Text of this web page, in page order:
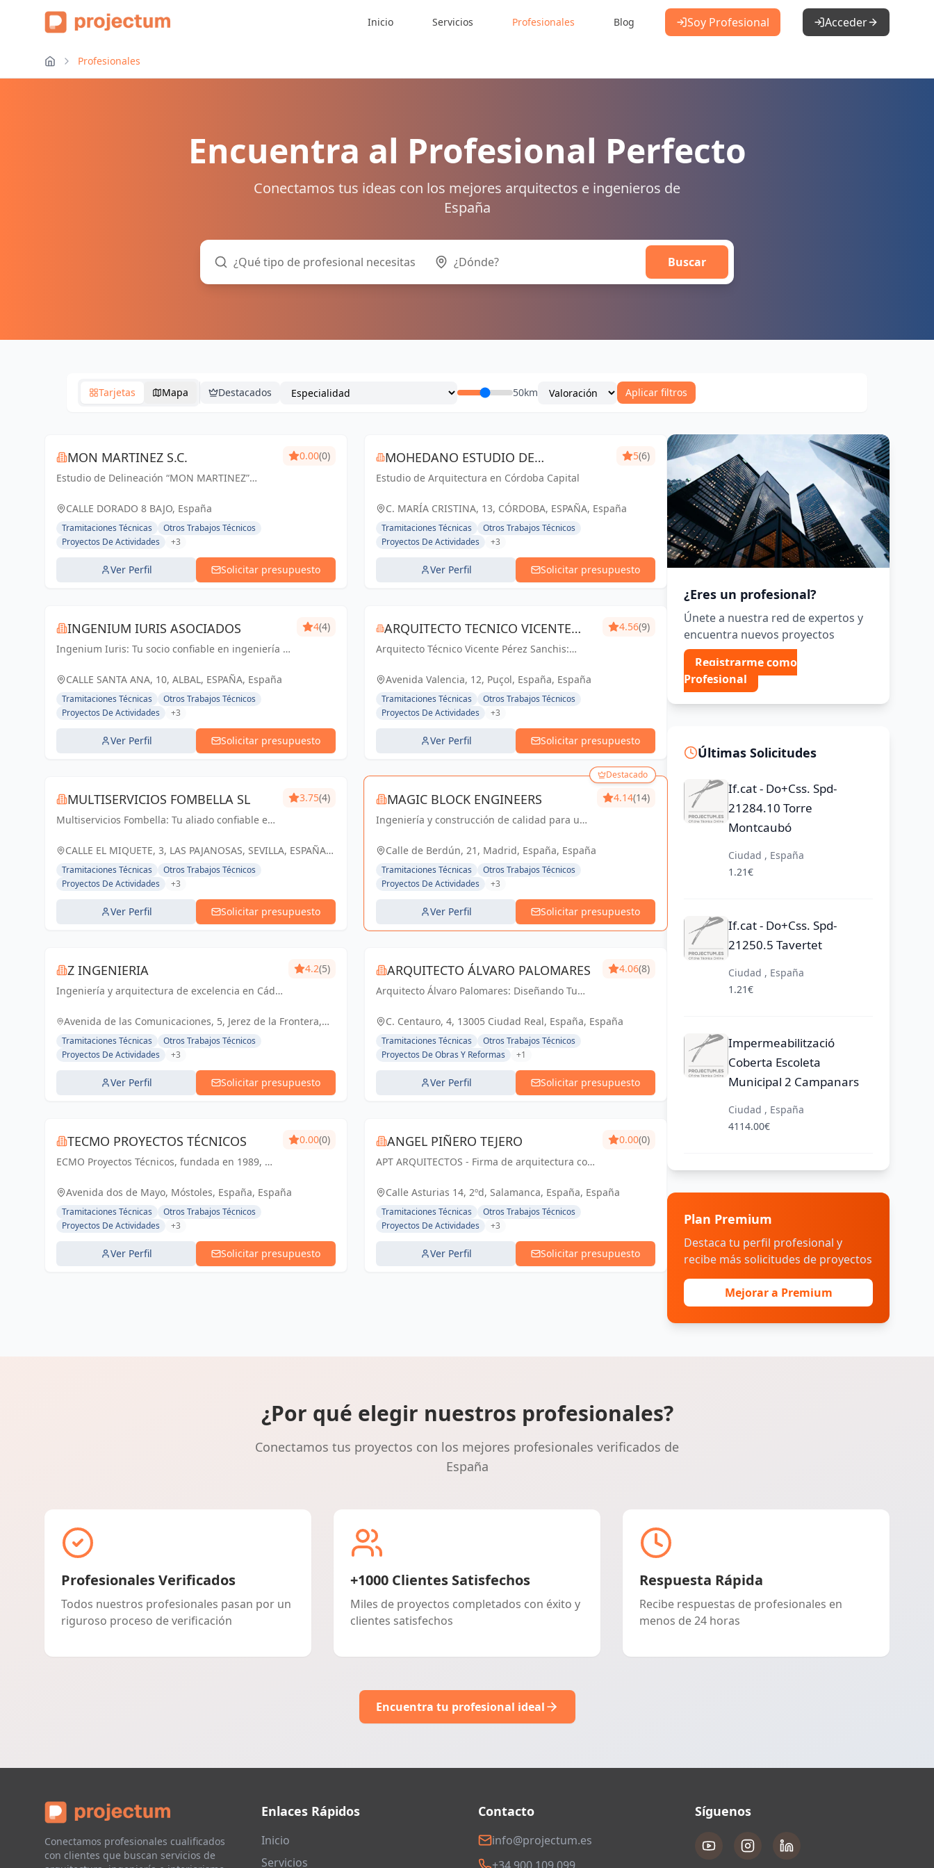
Inicio Servicios Profesionales Blog Soy Profesional Acceder
Profesionales
Encuentra al Profesional Perfecto
Conectamos tus ideas con los mejores arquitectos e ingenieros de
España
Buscar
Tarjetas Mapa Destacados 50km Aplicar filtros
MON MARTINEZ S.C.
Estudio de Delineación “MON MARTINEZ”
25 años de experiencia. Entendemos nuestro
trabajo, como parte importante de un trabajo...
0.00(0)
CALLE DORADO 8 BAJO, España
Tramitaciones Técnicas
Otros Trabajos Técnicos
Proyectos De Actividades
+3
Ver Perfil Solicitar presupuesto
MOHEDANO ESTUDIO DE
ARQUITECTURA S.L.P.
Estudio de Arquitectura en Córdoba Capital
5(6)
C. MARÍA CRISTINA, 13, CÓRDOBA, ESPAÑA, España
Tramitaciones Técnicas
Otros Trabajos Técnicos
Proyectos De Actividades
+3
Ver Perfil Solicitar presupuesto
INGENIUM IURIS ASOCIADOS
Ingenium Iuris: Tu socio confiable en ingeniería y
profesionales para proyectos exitosos.
4(4)
CALLE SANTA ANA, 10, ALBAL, ESPAÑA, España
Tramitaciones Técnicas
Otros Trabajos Técnicos
Proyectos De Actividades
+3
Ver Perfil Solicitar presupuesto
ARQUITECTO TECNICO VICENTE
PÉREZ SANCHIS
Arquitecto Técnico Vicente Pérez Sanchis:
ideas en realidad.
4.56(9)
Avenida Valencia, 12, Puçol, España, España
Tramitaciones Técnicas
Otros Trabajos Técnicos
Proyectos De Actividades
+3
Ver Perfil Solicitar presupuesto
MULTISERVICIOS FOMBELLA SL
Multiservicios Fombella: Tu aliado confiable en
sólidas para un futuro construido con
3.75(4)
CALLE EL MIQUETE, 3, LAS PAJANOSAS, SEVILLA, ESPAÑA,
España
Tramitaciones Técnicas
Otros Trabajos Técnicos
Proyectos De Actividades
+3
Ver Perfil Solicitar presupuesto
Destacado
MAGIC BLOCK ENGINEERS
Ingeniería y construcción de calidad para un
Nueva.
4.14(14)
Calle de Berdún, 21, Madrid, España, España
Tramitaciones Técnicas
Otros Trabajos Técnicos
Proyectos De Actividades
+3
Ver Perfil Solicitar presupuesto
Z INGENIERIA
Ingeniería y arquitectura de excelencia en Cádiz
proyectos técnicos y licencias de apertura.
4.2(5)
Avenida de las Comunicaciones, 5, Jerez de la Frontera,
España, España
Tramitaciones Técnicas
Otros Trabajos Técnicos
Proyectos De Actividades
+3
Ver Perfil Solicitar presupuesto
ARQUITECTO ÁLVARO PALOMARES
Arquitecto Álvaro Palomares: Diseñando Tu
4.06(8)
C. Centauro, 4, 13005 Ciudad Real, España, España
Tramitaciones Técnicas
Otros Trabajos Técnicos
Proyectos De Obras Y Reformas
+1
Ver Perfil Solicitar presupuesto
TECMO PROYECTOS TÉCNICOS
ECMO Proyectos Técnicos, fundada en 1989, es
experiencia en la elaboración y tramitación de
proyectos de ingeniería, tanto industriales,...
0.00(0)
Avenida dos de Mayo, Móstoles, España, España
Tramitaciones Técnicas
Otros Trabajos Técnicos
Proyectos De Actividades
+3
Ver Perfil Solicitar presupuesto
ANGEL PIÑERO TEJERO
APT ARQUITECTOS - Firma de arquitectura con
0.00(0)
Calle Asturias 14, 2ºd, Salamanca, España, España
Tramitaciones Técnicas
Otros Trabajos Técnicos
Proyectos De Actividades
+3
Ver Perfil Solicitar presupuesto
¿Eres un profesional?
Únete a nuestra red de expertos y
encuentra nuevos proyectos
Registrarme como
Profesional
Últimas Solicitudes
If.cat - Do+Css. Spd-
21284.10 Torre
Montcaubó
Ciudad , España
1.21€
If.cat - Do+Css. Spd-
21250.5 Tavertet
Ciudad , España
1.21€
Impermeabilització
Coberta Escoleta
Municipal 2 Campanars
Ciudad , España
4114.00€
Plan Premium
Destaca tu perfil profesional y
recibe más solicitudes de proyectos
Mejorar a Premium
¿Por qué elegir nuestros profesionales?
Conectamos tus proyectos con los mejores profesionales verificados de
España
Profesionales Verificados
Todos nuestros profesionales pasan por un
riguroso proceso de verificación
+1000 Clientes Satisfechos
Miles de proyectos completados con éxito y
clientes satisfechos
Respuesta Rápida
Recibe respuestas de profesionales en
menos de 24 horas
Encuentra tu profesional ideal
Conectamos profesionales cualificados
con clientes que buscan servicios de
Enlaces Rápidos
Inicio
Servicios
Contacto
info@projectum.es
Síguenos